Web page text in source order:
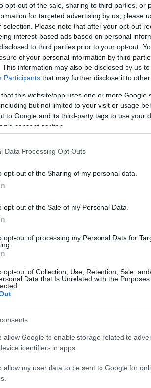
opt-out of the sale, sharing to third parties, or
for targeted advertising by us, please
selection. Please note that after your opt-out
interest-based ads based on personal
to third parties prior to your opt-out.
of your personal information by third
This information may also be disclosed by us
Participants that may further disclose it to other
that this website/app uses one or more Google
but not limited to your visit or usage
to Google and its third-party tags to use your
consent section.
Data Processing Opt Outs
opt-out of the Sharing of my personal data.
opt-out of the Sale of my Personal Data.
opt-out of processing my Personal Data for
opt-out of Collection, Use, Retention, Sale,
Data that Is Unrelated with the
allow Google to enable storage related to
identifiers in apps.
allow my user data to be sent to Google for
della cheesecake al
di quanto pensi! Gli ingredienti
formaggio cremoso , panna,
panna e mescolandola con il
aggiungi il succo di
su una base di biscotti
in frigorifero per almeno
si rassodi perfettamente. Questo
sottovalutare la sua bontà come
estive. Un consiglio? Decora la
fresca per un tocco finale che